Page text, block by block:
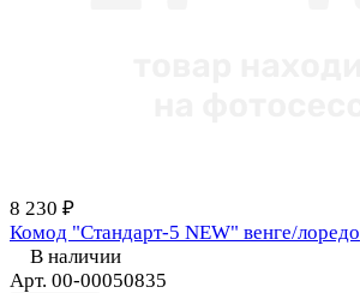
8 230 ₽
Комод "Стандарт-5 NEW" венге/лоредо
В наличии
Арт. 00-00050835